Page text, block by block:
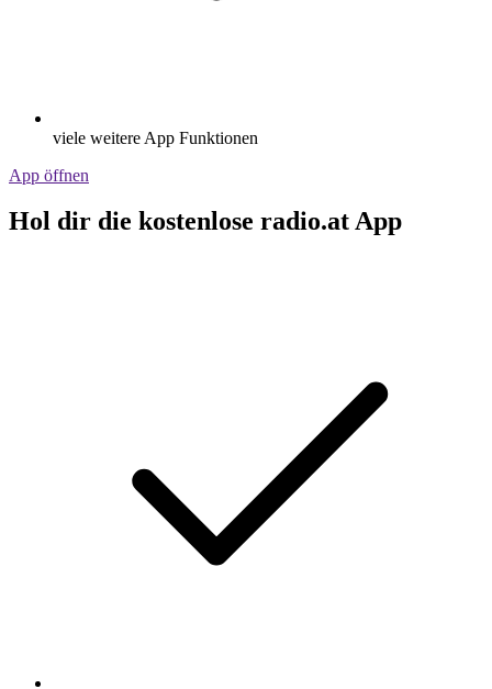
viele weitere App Funktionen
App öffnen
Hol dir die kostenlose radio.at App